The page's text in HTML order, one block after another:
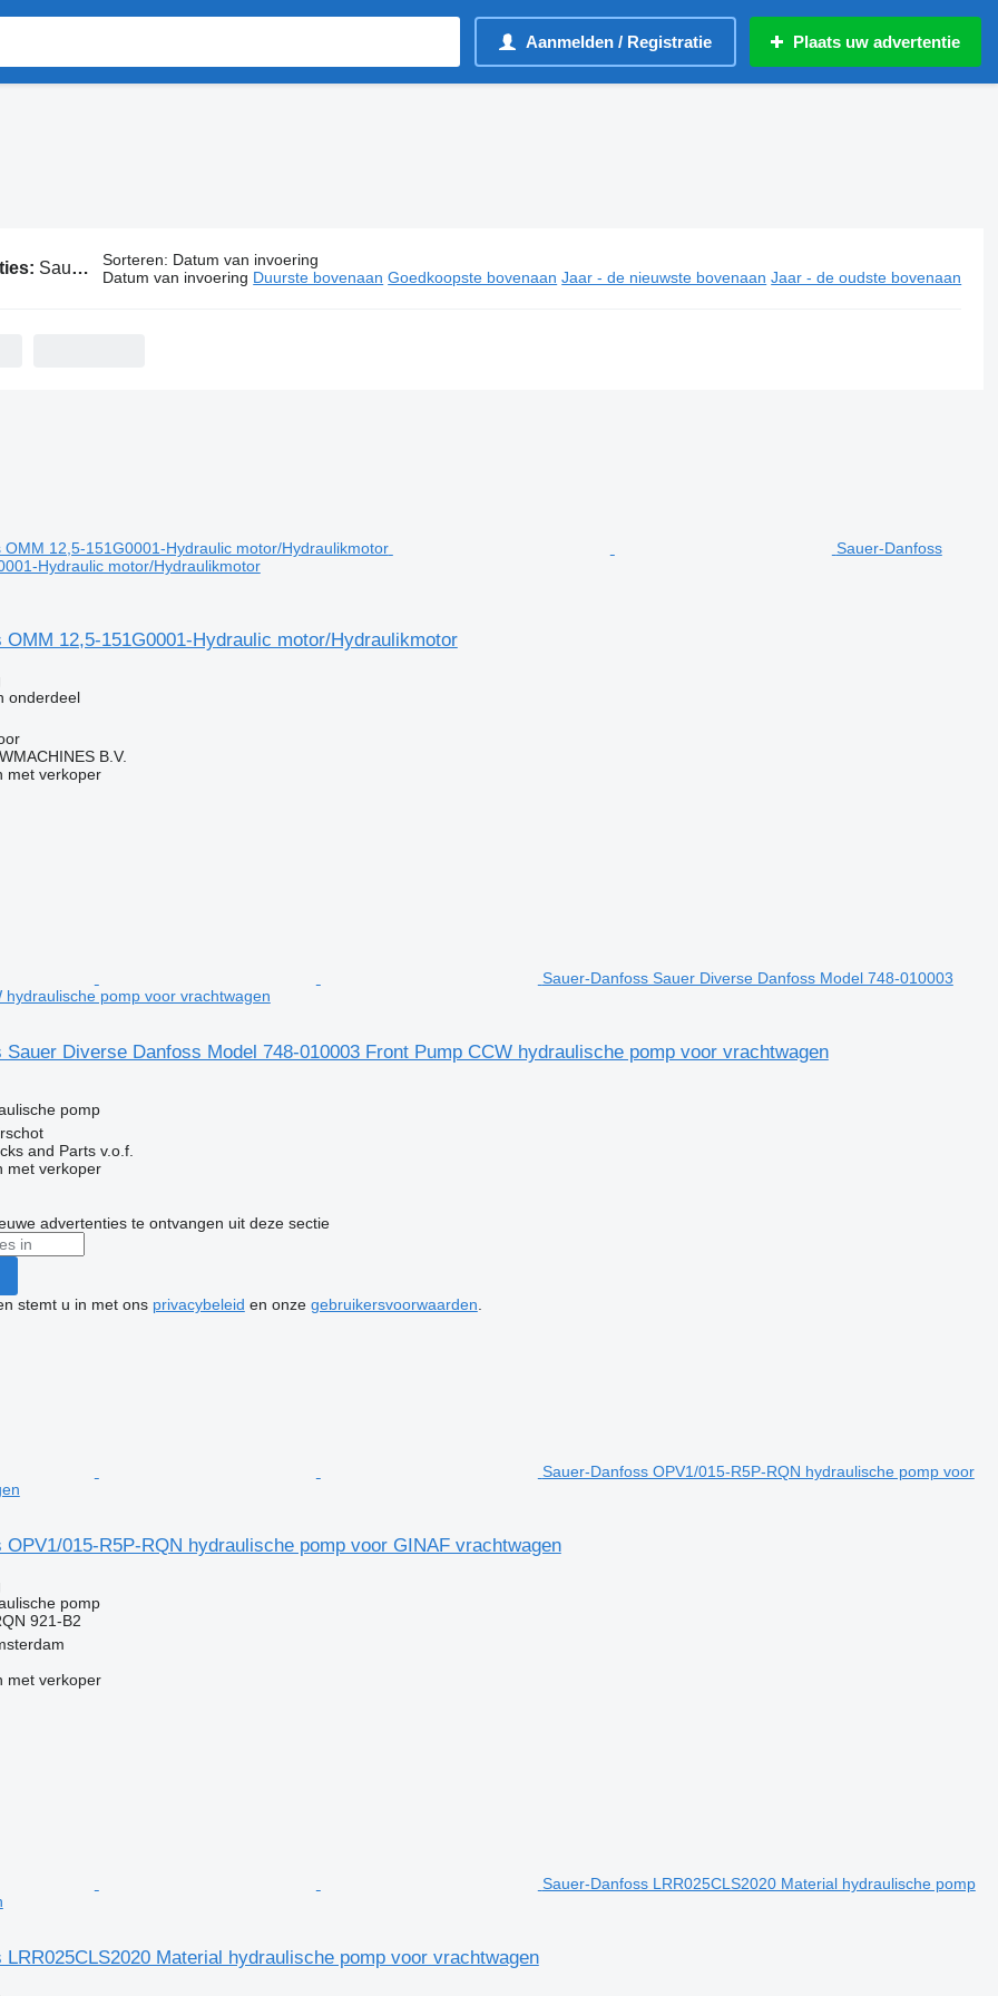
Aanmelden / Registratie Plaats uw advertentie
Sauer-Danfoss onderdelen Sorteren: Datum van invoering
Datum van invoering Duurste bovenaan Goedkoopste bovenaan Jaar - de nieuwste bovenaan Jaar - de oudste bovenaan
Sauer-Danfoss
Hydraulic motor/Hydraulikmotor
OMM 12,5-151G0001-Hydraulic motor/Hydraulikmotor
onderdeel
B.V.
met verkoper
Sauer-Danfoss Sauer Diverse Danfoss Model 748-010003
hydraulische pomp voor vrachtwagen
Sauer Diverse Danfoss Model 748-010003 Front Pump CCW hydraulische pomp voor vrachtwagen
pomp
and Parts v.o.f.
met verkoper
advertenties te ontvangen uit deze sectie
stemt u in met ons privacybeleid en onze gebruikersvoorwaarden
Sauer-Danfoss OPV1/015-R5P-RQN hydraulische pomp voor
OPV1/015-R5P-RQN hydraulische pomp voor GINAF vrachtwagen
pomp
921-B2
met verkoper
Sauer-Danfoss LRR025CLS2020 Material hydraulische pomp
LRR025CLS2020 Material hydraulische pomp voor vrachtwagen